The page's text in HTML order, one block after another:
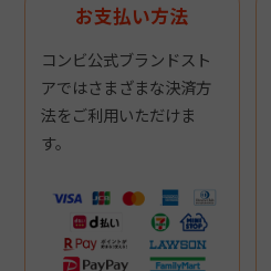
お支払い方法
コンビ公式ブランドスト
アではさまざまな決済方
法をご利用いただけま
す。